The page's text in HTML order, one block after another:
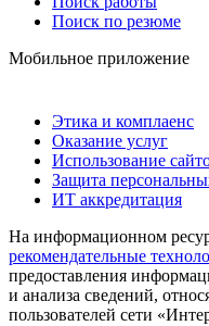
Поиск по резюме
Мобильное приложение
Этика и комплаенс
Оказание услуг
Использование
Защита
ИТ аккредитация
На информационном
рекомендательные
предоставления
и анализа сведений,
пользователей сети